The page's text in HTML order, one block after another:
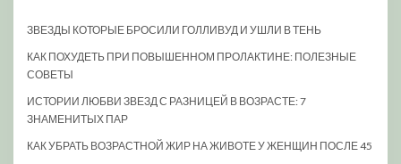
ЗВЕЗДЫ КОТОРЫЕ БРОСИЛИ ГОЛЛИВУД И УШЛИ В ТЕНЬ
КАК ПОХУДЕТЬ ПРИ ПОВЫШЕННОМ ПРОЛАКТИНЕ: ПОЛЕЗНЫЕ
СОВЕТЫ
ИСТОРИИ ЛЮБВИ ЗВЕЗД С РАЗНИЦЕЙ В ВОЗРАСТЕ: 7
ЗНАМЕНИТЫХ ПАР
КАК УБРАТЬ ВОЗРАСТНОЙ ЖИР НА ЖИВОТЕ У ЖЕНЩИН ПОСЛЕ 45